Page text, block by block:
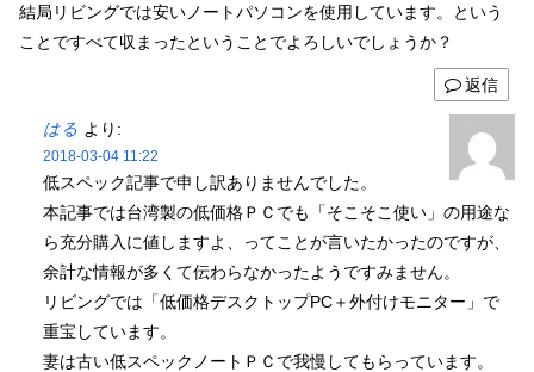
結局リビングでは安いノートパソコンを使用しています。という
ことですべて収まったということでよろしいでしょうか？
返信
はる より:
2018-03-04 11:22
低スペック記事で申し訳ありませんでした。
本記事では台湾製の低価格ＰＣでも「そこそこ使い」の用途な
ら充分購入に値しますよ、ってことが言いたかったのですが、
余計な情報が多くて伝わらなかったようですみません。
リビングでは「低価格デスクトップPC＋外付けモニター」で
重宝しています。
妻は古い低スペックノートＰＣで我慢してもらっています。